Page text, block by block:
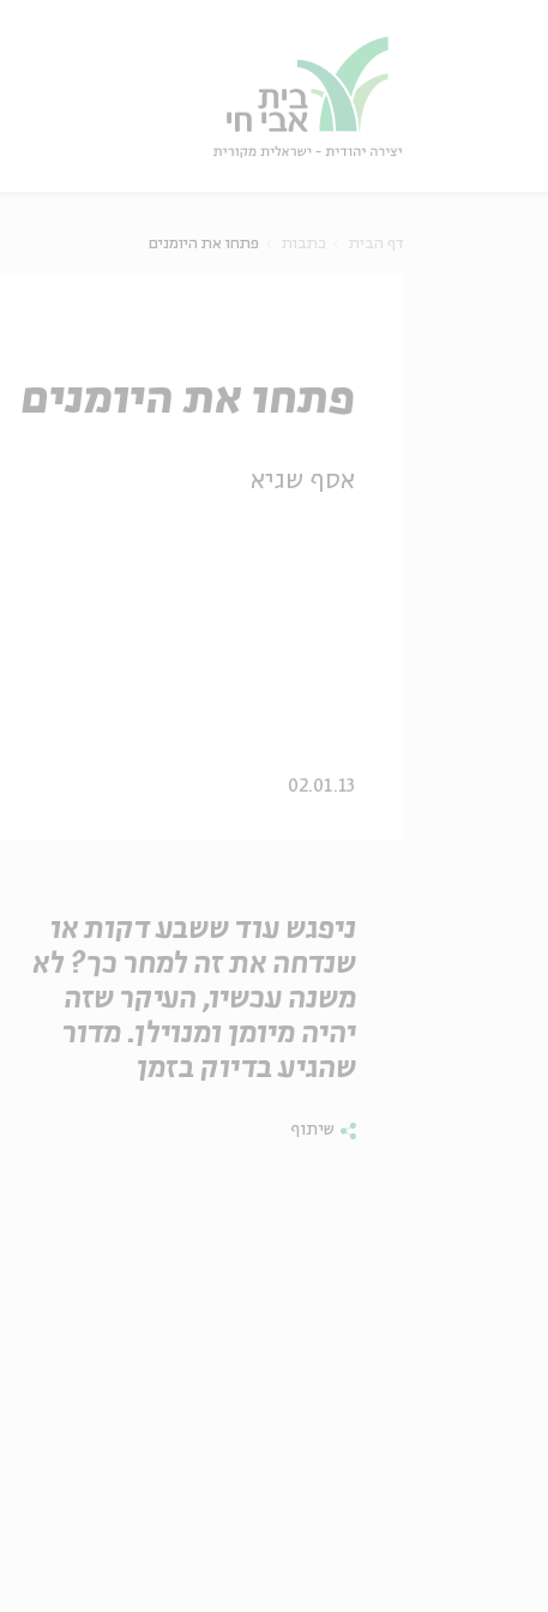
דף הבית כתבות פתחו את היומנים
פתחו את היומנים
אסף שגיא
02.01.13
ניפגש עוד ששבע דקות או
שנדחה את זה למחר כך? לא
משנה עכשיו, העיקר שזה
יהיה מיומן ומנוילן. מדור
שהגיע בדיוק בזמן
שיתוף